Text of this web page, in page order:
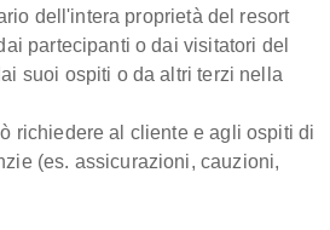
dell'intera proprietà del resort
partecipanti o dai visitatori del
suoi ospiti o da altri terzi nella
richiedere al cliente e agli ospiti di
(es. assicurazioni, cauzioni,